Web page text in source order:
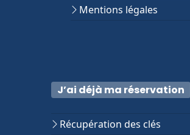
Mentions légales
J’ai déjà ma réservation
Récupération des clés